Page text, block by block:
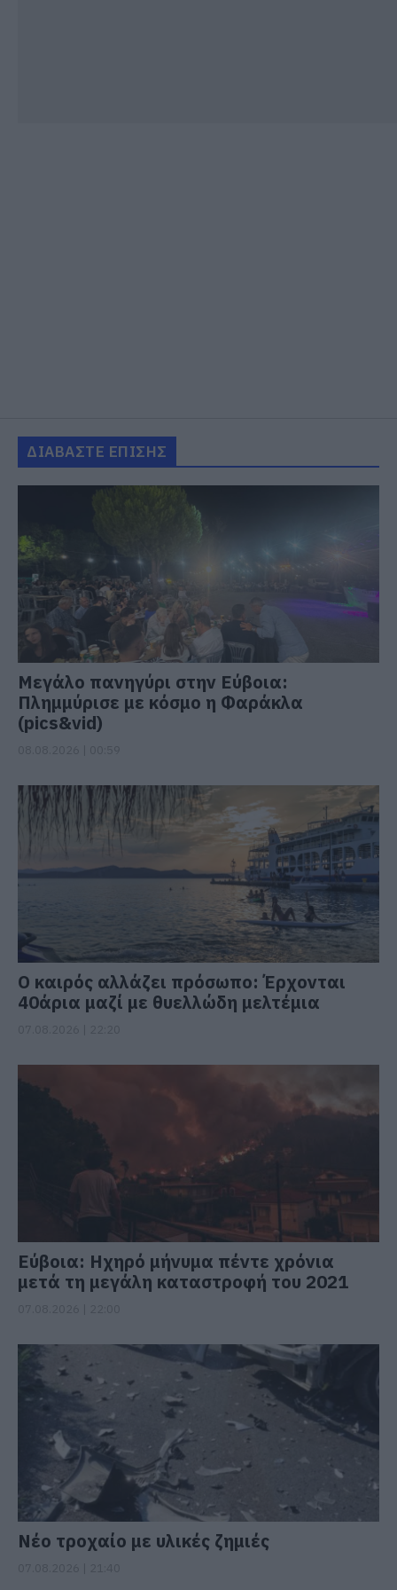
ΔΙΑΒΑΣΤΕ ΕΠΙΣΗΣ
Μεγάλο πανηγύρι στην Εύβοια:
Πλημμύρισε με κόσμο η Φαράκλα
(pics&vid)
Ο καιρός αλλάζει πρόσωπο: Έρχονται
40άρια μαζί με θυελλώδη μελτέμια
Εύβοια: Ηχηρό μήνυμα πέντε χρόνια
μετά τη μεγάλη καταστροφή του 2021
Νέο τροχαίο με υλικές ζημιές